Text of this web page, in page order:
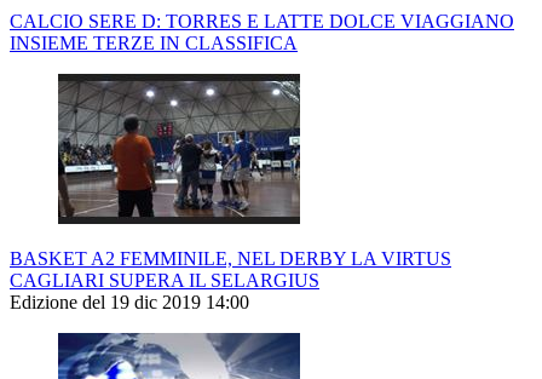
CALCIO SERE D: TORRES E LATTE DOLCE VIAGGIANO
INSIEME TERZE IN CLASSIFICA
BASKET A2 FEMMINILE, NEL DERBY LA VIRTUS
CAGLIARI SUPERA IL SELARGIUS
Edizione del 19 dic 2019 14:00